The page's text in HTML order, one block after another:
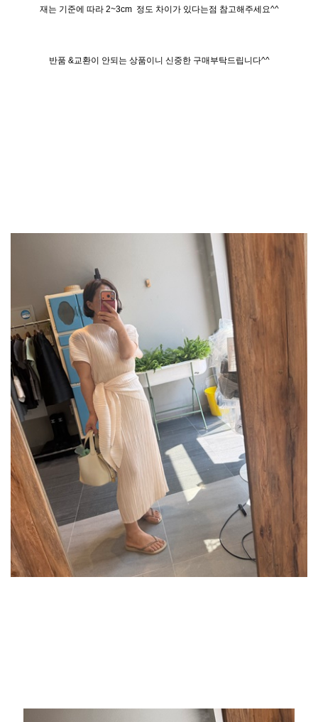
재는 기준에 따라 2~3cm 정도 차이가 있다는점 참고해주세요^^
반품 &교환이 안되는 상품이니 신중한 구매부탁드립니다^^